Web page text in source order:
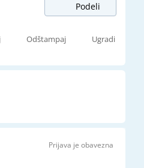
Podeli
Odštampaj Ugradi
Prijava je obavezna